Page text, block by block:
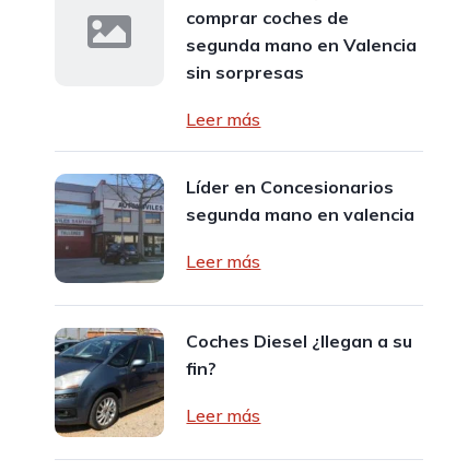
comprar coches de
segunda mano en Valencia
sin sorpresas
Leer más
Líder en Concesionarios
segunda mano en valencia
Leer más
Coches Diesel ¿llegan a su
fin?
Leer más